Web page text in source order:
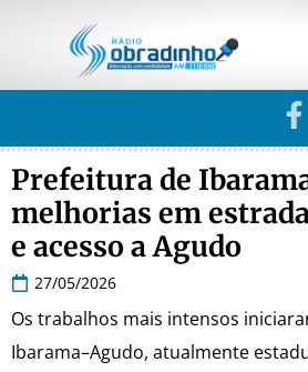
Prefeitura de
melhorias em
e acesso a Agudo
27/05/2026
Os trabalhos mais intensos
Ibarama–Agudo, atualmente